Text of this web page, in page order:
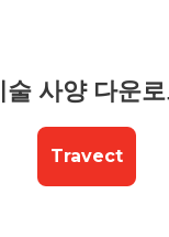
술 사양 다운
Travect